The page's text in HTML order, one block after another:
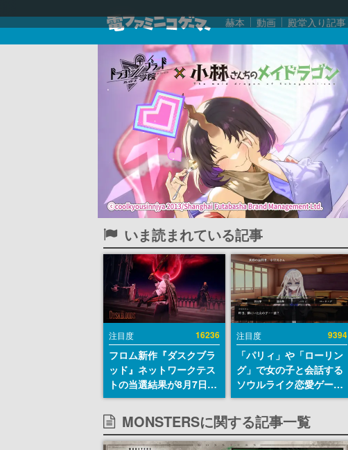
赫本 動画 殿堂入り記事
いま読まれている記事
注目度 16236
フロム新作『ダスクブラ
ッド』ネットワークテス
トの当選結果が8月7日22
時に発表。応募サイトの
マイページから確認可
能、テスト実施は8月21
日～24日
注目度 9394
「パリィ」や「ローリン
グ」で女の子と会話する
ソウルライク恋愛ゲーム
『小早川さんはソウルラ
イク』無料公開。返事に
失敗すると「YOU
DIED」
MONSTERSに関する記事一覧